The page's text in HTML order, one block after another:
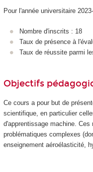
Pour l'année universitaire
Nombre d'inscrits : 18
Taux de présence à
Taux de réussite parmi
Objectifs
Ce cours a pour but de
scientifique, en particulier
d'apprentissage machine.
problématiques complexes
enseignement aéroélasticité,